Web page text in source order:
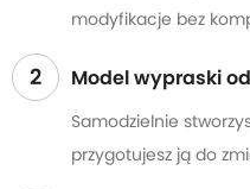
modyfikacje bez
2 Model wypraski
Samodzielnie
przygotujesz ją do